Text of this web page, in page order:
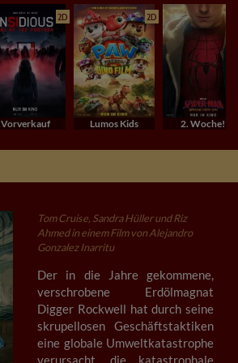
2D
Vorverkauf
2D
Lumos Kids 2. Woche!
Tom Cruise, Sandra Hüller und Riz
Ahmed in einem Film von Alejandro
Gonzalez Inarritu
Der in die Jahre gekommene,
verschrobene Erdölmagnat
Digger Rockwell hat durch seine
skrupellosen Geschäftstaktiken
eine globale Umweltkatastrophe
verursacht, die katastrophale